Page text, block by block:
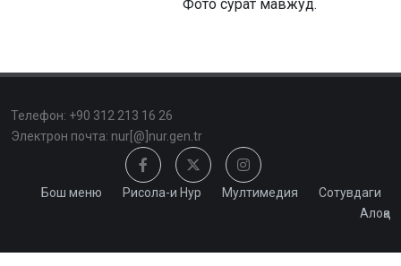
Фото сурат мавжуд.
Телефон: +90 312 213 16 26
Электрон почта: nur[@]nur.gen.tr
Бош меню Рисола-и Нур Мултимедия
Сотувдаги
Алоқа